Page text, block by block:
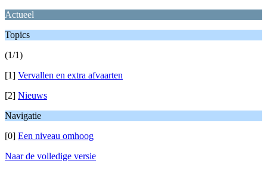
Actueel
Topics
(1/1)
[1] Vervallen en extra afvaarten
[2] Nieuws
Navigatie
[0] Een niveau omhoog
Naar de volledige versie